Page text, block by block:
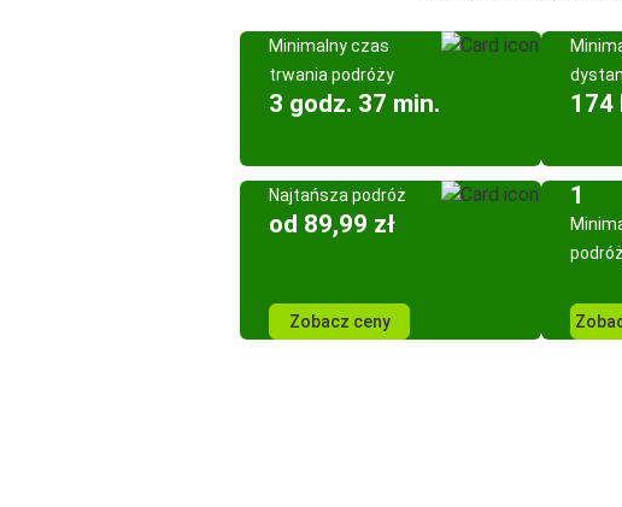
Minimalny czas
trwania podróży
3 godz. 37 min. 174
Najtańsza podróż
od 89,99 zł
Zobacz ceny
1